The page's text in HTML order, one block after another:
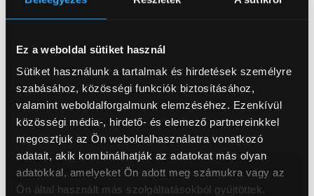
Ez a weboldal sütiket használ
Sütiket használunk a tartalmak és hirdetések személyre
szabásához, közösségi funkciók biztosításához,
valamint weboldalforgalmunk elemzéséhez. Ezenkívül
közösségi média-, hirdető- és elemező partnereinkkel
megosztjuk az Ön weboldalhasználatra vonatkozó
adatait, akik kombinálhatják az adatokat más olyan
adatokkal, amelyeket Ön adott meg számukra vagy az
Ön által használt más szolgáltatásokból gyűjtöttek.
háttámláján steppelt 4-es számok díszítik. A
amelyet tónusos árnyalatú díszvarrás és egy
háttérvilágítású "4Savane" logó egészít ki.